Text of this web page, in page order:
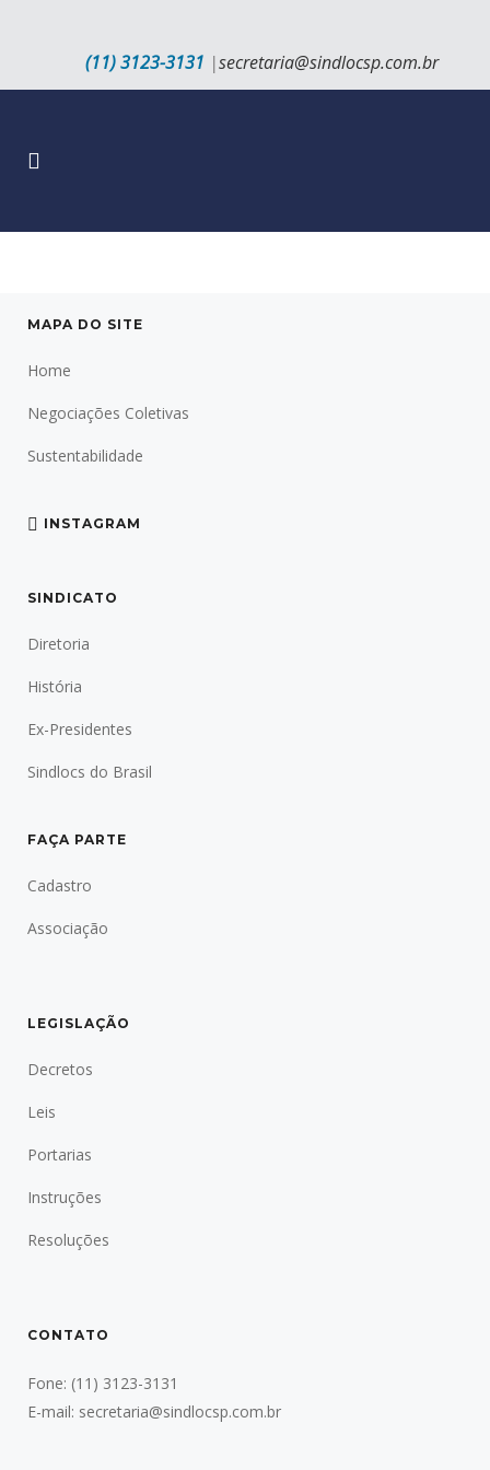
(11) 3123-3131 |secretaria@sindlocsp.com.br
MAPA DO SITE
Home
Negociações Coletivas
Sustentabilidade
INSTAGRAM
SINDICATO
Diretoria
História
Ex-Presidentes
Sindlocs do Brasil
FAÇA PARTE
Cadastro
Associação
LEGISLAÇÃO
Decretos
Leis
Portarias
Instruções
Resoluções
CONTATO
Fone: (11) 3123-3131
E-mail: secretaria@sindlocsp.com.br